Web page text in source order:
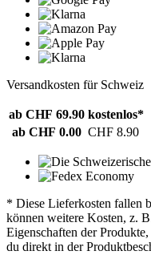
Versandkosten für Schweiz
ab CHF 69.90 kostenlos*
ab CHF 0.00 CHF 8.90
* Diese Lieferkosten fallen
können weitere Kosten, z.
Eigenschaften der
du direkt in der